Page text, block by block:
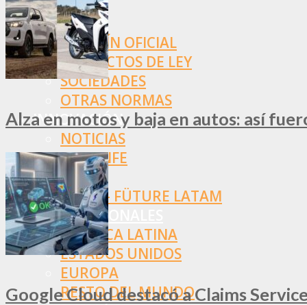
SSN
SRT
BOLETÍN OFICIAL
PROYECTOS DE LEY
SOCIEDADES
OTRAS NORMAS
INNOVACIÓN
NOTICIAS
LA CONFE
ITC
INESE – FÜTURE LATAM
INTERNACIONALES
AMÉRICA LATINA
ESTADOS UNIDOS
EUROPA
RESTO DEL MUNDO
Alza en motos y baja en autos: así
Google Cloud destacó a Claims